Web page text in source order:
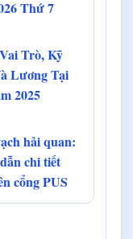
Thứ 7
Trò, Kỹ
Lương Tại
2025
hải quan:
chi tiết
cổng PUS